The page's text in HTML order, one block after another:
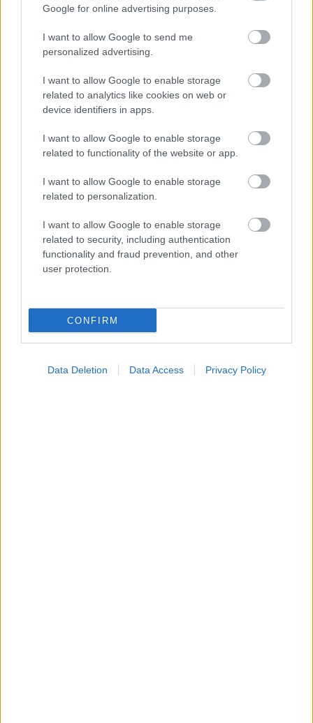
Google for online advertising purposes.
I want to allow Google to send me
personalized advertising.
I want to allow Google to enable storage
related to analytics like cookies on web or
device identifiers in apps.
I want to allow Google to enable storage
related to functionality of the website or app.
I want to allow Google to enable storage
related to personalization.
I want to allow Google to enable storage
related to security, including authentication
functionality and fraud prevention, and other
user protection.
CONFIRM
Data Deletion Data Access Privacy Policy
Φρούτα, σακχαρώδης διαβήτης και καλοκαίρι